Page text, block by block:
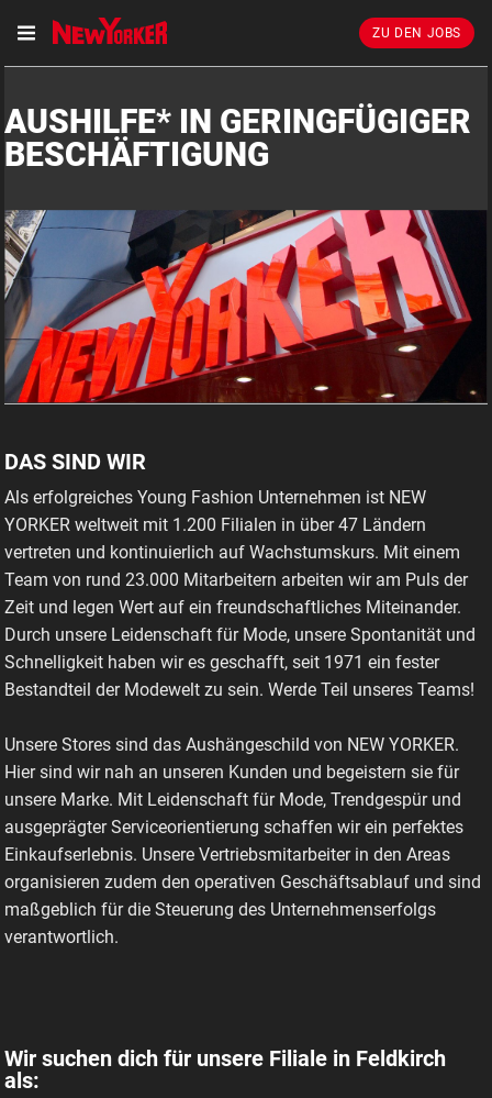
ZU DEN JOBS
AUSHILFE* IN GERINGFÜGIGER
BESCHÄFTIGUNG
DAS SIND WIR
Als erfolgreiches Young Fashion Unternehmen ist NEW
YORKER weltweit mit 1.200 Filialen in über 47 Ländern
vertreten und kontinuierlich auf Wachstumskurs. Mit einem
Team von rund 23.000 Mitarbeitern arbeiten wir am Puls der
Zeit und legen Wert auf ein freundschaftliches Miteinander.
Durch unsere Leidenschaft für Mode, unsere Spontanität und
Schnelligkeit haben wir es geschafft, seit 1971 ein fester
Bestandteil der Modewelt zu sein. Werde Teil unseres Teams!
Unsere Stores sind das Aushängeschild von NEW YORKER.
Hier sind wir nah an unseren Kunden und begeistern sie für
unsere Marke. Mit Leidenschaft für Mode, Trendgespür und
ausgeprägter Serviceorientierung schaffen wir ein perfektes
Einkaufserlebnis. Unsere Vertriebsmitarbeiter in den Areas
organisieren zudem den operativen Geschäftsablauf und sind
maßgeblich für die Steuerung des Unternehmenserfolgs
verantwortlich.
Wir suchen dich für unsere Filiale in Feldkirch
als: